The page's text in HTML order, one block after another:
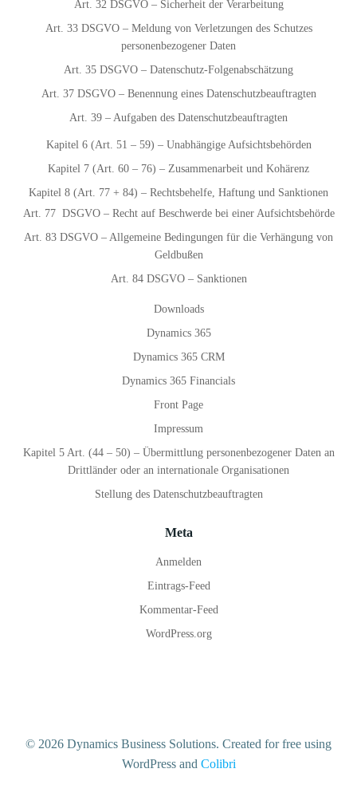
Art. 32 DSGVO – Sicherheit der Verarbeitung
Art. 33 DSGVO – Meldung von Verletzungen des Schutzes
personenbezogener Daten
Art. 35 DSGVO – Datenschutz-Folgenabschätzung
Art. 37 DSGVO – Benennung eines Datenschutzbeauftragten
Art. 39 – Aufgaben des Datenschutzbeauftragten
Kapitel 6 (Art. 51 – 59) – Unabhängige Aufsichtsbehörden
Kapitel 7 (Art. 60 – 76) – Zusammenarbeit und Kohärenz
Kapitel 8 (Art. 77 + 84) – Rechtsbehelfe, Haftung und Sanktionen
Art. 77 DSGVO – Recht auf Beschwerde bei einer Aufsichtsbehörde
Art. 83 DSGVO – Allgemeine Bedingungen für die Verhängung von
Geldbußen
Art. 84 DSGVO – Sanktionen
Downloads
Dynamics 365
Dynamics 365 CRM
Dynamics 365 Financials
Front Page
Impressum
Kapitel 5 Art. (44 – 50) – Übermittlung personenbezogener Daten an
Drittländer oder an internationale Organisationen
Stellung des Datenschutzbeauftragten
Meta
Anmelden
Eintrags-Feed
Kommentar-Feed
WordPress.org
© 2026 Dynamics Business Solutions. Created for free using
WordPress and Colibri